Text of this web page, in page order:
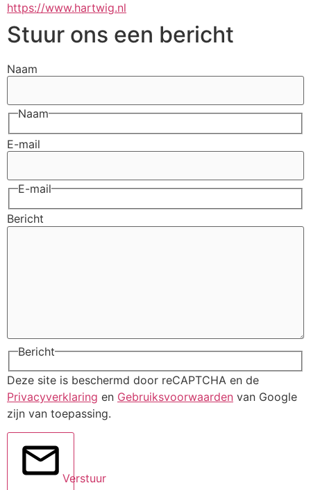
https://www.hartwig.nl
Stuur ons een bericht
Naam
Naam
E-mail
E-mail
Bericht
Bericht
Deze site is beschermd door reCAPTCHA en de
Privacyverklaring en Gebruiksvoorwaarden van Google
zijn van toepassing.
Verstuur